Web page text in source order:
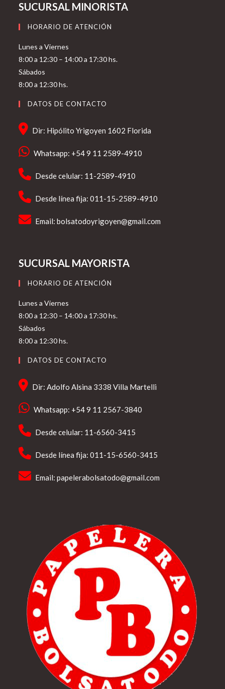
SUCURSAL MINORISTA
HORARIO DE ATENCIÓN
Lunes a Viernes
8:00 a 12:30 – 14:00 a 17:30 hs.
Sábados
8:00 a 12:30 hs.
DATOS DE CONTACTO
Dir: Hipólito Yrigoyen 1602 Florida
Whatsapp: +54 9 11 2589-4910
Desde celular: 11-2589-4910
Desde línea fija: 011-15-2589-4910
Email:bolsatodoyrigoyen@gmail.com
SUCURSAL MAYORISTA
HORARIO DE ATENCIÓN
Lunes a Viernes
8:00 a 12:30 – 14:00 a 17:30 hs.
Sábados
8:00 a 12:30 hs.
DATOS DE CONTACTO
Dir: Adolfo Alsina 3338 Villa Martelli
Whatsapp: +54 9 11 2567-3840
Desde celular: 11-6560-3415
Desde línea fija: 011-15-6560-3415
Email:papelerabolsatodo@gmail.com